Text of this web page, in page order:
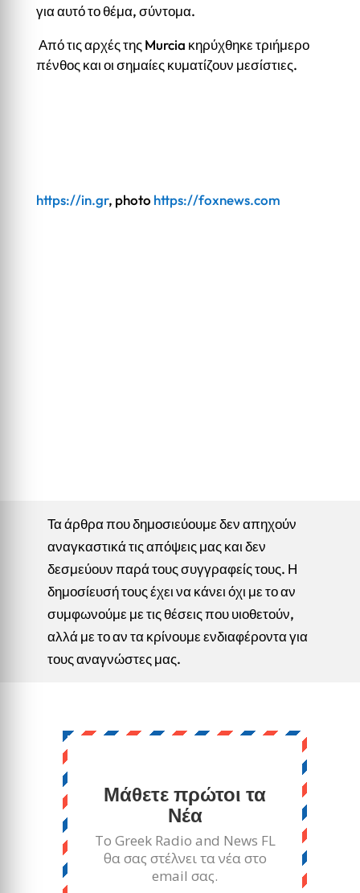
για αυτό το θέμα, σύντομα.
Από τις αρχές της Murcia κηρύχθηκε τριήμερο
πένθος και οι σημαίες κυματίζουν μεσίστιες.
https://in.gr, photo https://foxnews.com
Τα άρθρα που δημοσιεύουμε δεν απηχούν
αναγκαστικά τις απόψεις μας και δεν
δεσμεύουν παρά τους συγγραφείς τους. Η
δημοσίευσή τους έχει να κάνει όχι με το αν
συμφωνούμε με τις θέσεις που υιοθετούν,
αλλά με το αν τα κρίνουμε ενδιαφέροντα για
τους αναγνώστες μας.
Μάθετε πρώτοι τα
Νέα
Το Greek Radio and News FL
θα σας στέλνει τα νέα στο
email σας.